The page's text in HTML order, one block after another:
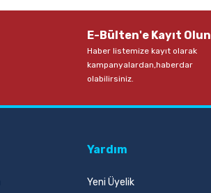
E-Bülten'e Kayıt Olun
Haber listemize kayıt olarak
kampanyalardan,haberdar
olabilirsiniz.
Yardım
Yeni Üyelik